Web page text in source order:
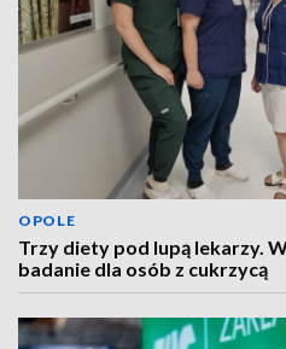
OPOLE
Trzy diety pod lupą lekarzy.
badanie dla osób z cukrzycą